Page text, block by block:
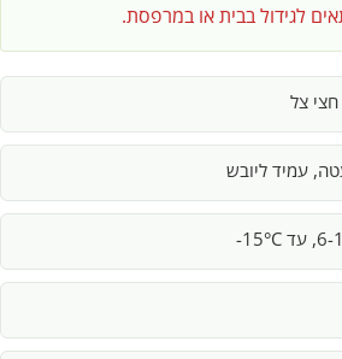
לגידול בבית או במרפסת.
צל
עמיד ליובש